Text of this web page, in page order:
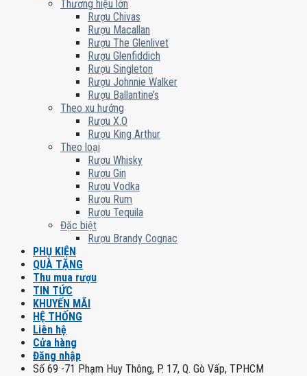
Thương hiệu lớn
Rượu Chivas
Rượu Macallan
Rượu The Glenlivet
Rượu Glenfiddich
Rượu Singleton
Rượu Johnnie Walker
Rượu Ballantine’s
Theo xu hướng
Rượu X.O
Rượu King Arthur
Theo loại
Rượu Whisky
Rượu Gin
Rượu Vodka
Rượu Rum
Rượu Tequila
Đặc biệt
Rượu Brandy Cognac
PHỤ KIỆN
QUÀ TẶNG
Thu mua rượu
TIN TỨC
KHUYẾN MÃI
HỆ THỐNG
Liên hệ
Cửa hàng
Đăng nhập
Số 69 -71 Phạm Huy Thông, P. 17, Q. Gò Vấp, TPHCM